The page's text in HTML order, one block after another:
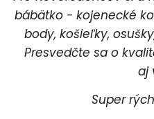
bábätko - kojenecké
body, košieľky,
Presvedčte sa o
aj
Super